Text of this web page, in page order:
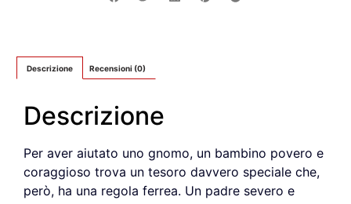
Descrizione Recensioni (0)
Descrizione
Per aver aiutato uno gnomo, un bambino povero e
coraggioso trova un tesoro davvero speciale che,
però, ha una regola ferrea. Un padre severo e